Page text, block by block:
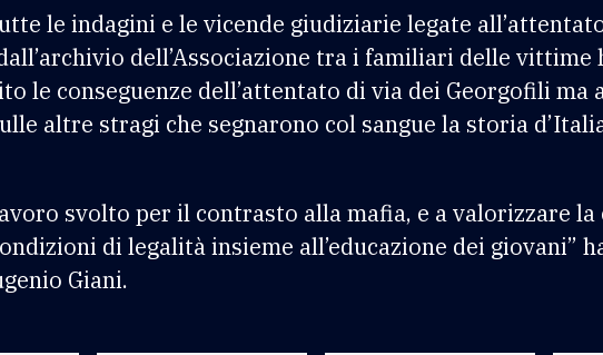
le indagini e le vicende giudiziarie legate
dell’Associazione tra i familiari delle vittime
le conseguenze dell’attentato di via dei Georgofili ma
altre stragi che segnarono col sangue la storia
svolto per il contrasto alla mafia, e a valorizzare
di legalità insieme all’educazione dei giovani”
Giani.